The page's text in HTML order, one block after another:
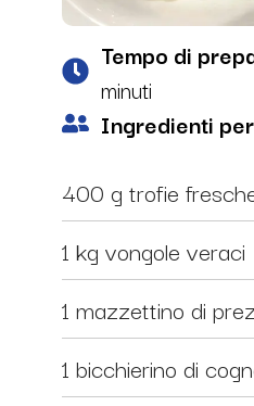
Tempo di
minuti
Ingredienti
400 g trofie
1 kg vongole veraci
1 mazzettino di
1 bicchierino di